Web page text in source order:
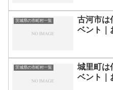
茨城県の市町村一覧
古河市は
ベント｜
茨城県の市町村一覧
城里町は
ベント｜